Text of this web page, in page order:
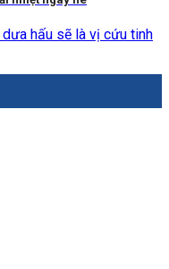
hấu sẽ là vị cứu tinh